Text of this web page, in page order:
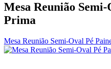
Mesa Reunião
Prima
Mesa Reunião Semi-Oval Pé